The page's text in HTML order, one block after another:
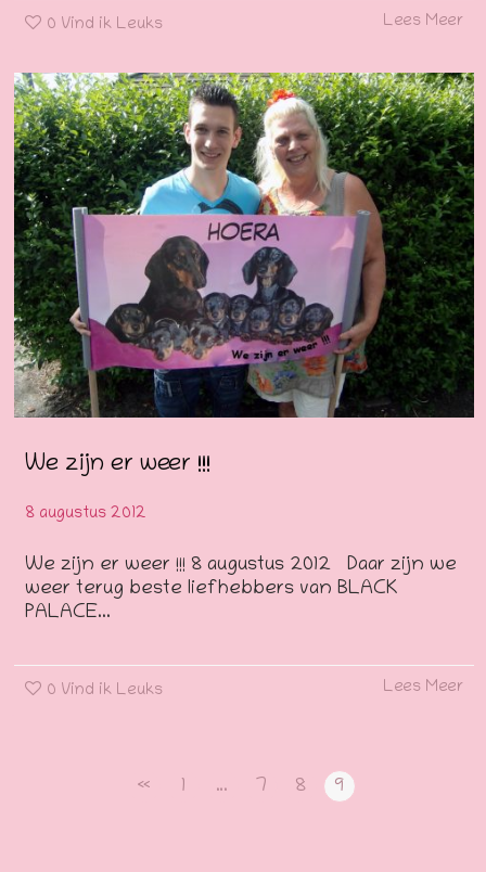
0 Vind ik Leuks Lees Meer
We zijn er weer !!!
8 augustus 2012
We zijn er weer !!! 8 augustus 2012 Daar zijn we
weer terug beste liefhebbers van BLACK
PALACE...
0 Vind ik Leuks Lees Meer
« 1 … 7 8 9